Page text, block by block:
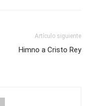
Artículo siguiente
Himno a Cristo Rey